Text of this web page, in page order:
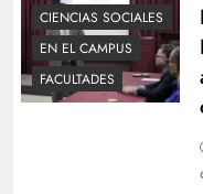
Decanato de
Internacionales
CIENCIAS SOCIALES
EN EL CAMPUS
FACULTADES